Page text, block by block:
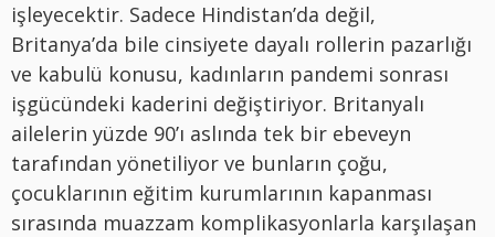
işleyecektir. Sadece Hindistan’da değil,
Britanya’da bile cinsiyete dayalı rollerin pazarlığı
ve kabulü konusu, kadınların pandemi sonrası
işgücündeki kaderini değiştiriyor. Britanyalı
ailelerin yüzde 90’ı aslında tek bir ebeveyn
tarafından yönetiliyor ve bunların çoğu,
çocuklarının eğitim kurumlarının kapanması
sırasında muazzam komplikasyonlarla karşılaşan